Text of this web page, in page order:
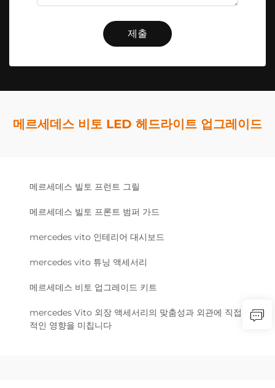
제출
메르세데스 비토 LED 헤드라이트 업그레이드
메르세데스 빌토 프런트 그릴
메르세데스 빌토 프론트 범퍼 가드
mercedes vito 인테리어 대시보드
mercedes vito 튜닝 액세서리
메르세데스 비토 업그레이드 키트
mercedes Vito 외장 액세서리의 맞춤성과 외관에 직접
적인 영향을 미칩니다